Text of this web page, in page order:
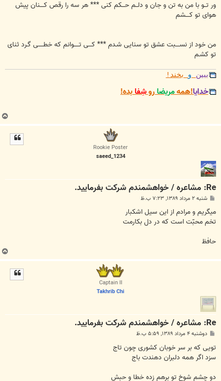
ت
ور تــو با من به تن و جان و دلــم حـــکم کنی *** هر سه را رقص کــــنان پیش
هوای تو کــــشم
من خود از نســــبت عشق تو سنایی شـدم *** کـــی تـــــوانم که خطـــــی گـرد ثنای
تو کشـم
ببین وبخند!
خدایا!همهمریضاروشِفابده!
ب
ا
Rookie Poster
saeed_1234
Re: مشاعره / خواهشمندم شرکت بفرماييد.
پ
ت
شنبه ۲ مرداد ۱۳۸۹, ۷:۲۳ ب.ظ
مي‏گريم و مرادم از اين سيل اشكبار
تخم محبّت است كه در دل بكارمت
حافظ
ب
ا
Captain II
Takhrib Chi
Re: مشاعره / خواهشمندم شرکت بفرماييد.
پ
ت
دوشنبه ۴ مرداد ۱۳۸۹, ۵:۵۹ ب.ظ
تویی که بر سر خوبان کشوری چون تاج
سزد اگر همه دلبران دهندت باج
دو چشم شوخ تو برهم زده خطا و حبش